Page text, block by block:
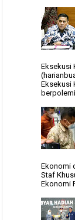
Eksekusi
Eksekusi
Ekonomi
Staf
Ekonomi